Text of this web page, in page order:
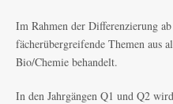
Im Rahmen der Differenzierung
fächerübergreifende Themen aus
Bio/Chemie behandelt.
In den Jahrgängen Q1 und Q2